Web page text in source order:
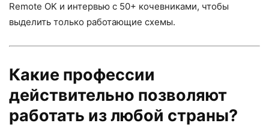
Remote OK и интервью с 50+ кочевниками, чтобы
выделить только работающие схемы.
Какие профессии
действительно позволяют
работать из любой страны?